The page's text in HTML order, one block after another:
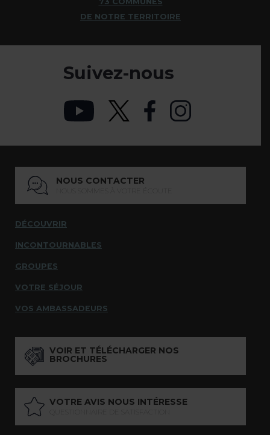
DE NOTRE TERRITOIRE
Suivez-nous
NOUS CONTACTER
DÉCOUVRIR
INCONTOURNABLES
GROUPES
VOTRE SÉJOUR
VOS AMBASSADEURS
VOIR ET TÉLÉCHARGER NOS
BROCHURES
VOTRE AVIS NOUS INTÉRESSE